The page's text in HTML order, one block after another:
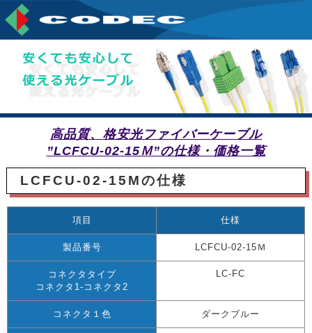
高品質、格安光ファイバーケーブル
”LCFCU-02-15Ｍ”の仕様・価格一覧
LCFCU-02-15Mの仕様
項目 仕様
製品番号 LCFCU-02-15Ｍ
コネクタタイプ
コネクタ1-コネクタ2
LC-FC
コネクタ１色 ダークブルー